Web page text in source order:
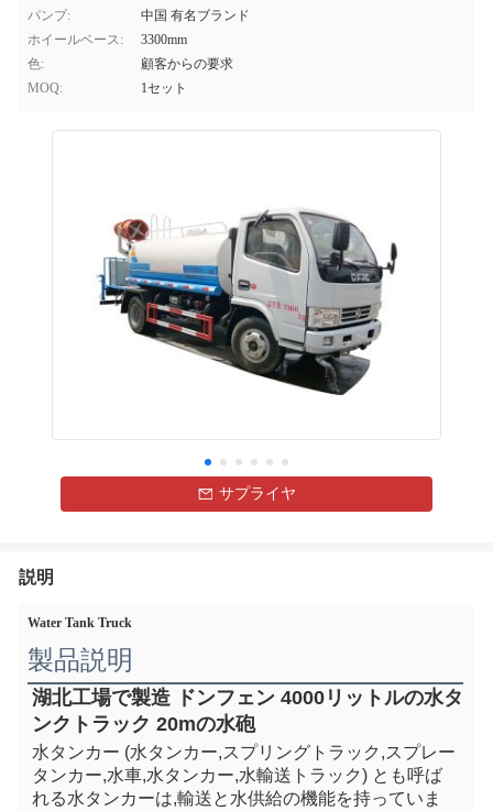
パンプ:
中国 有名ブランド
ホイールベース:
3300mm
色:
顧客からの要求
MOQ:
1セット
サプライヤ
説明
Water Tank Truck
製品説明
湖北工場で製造 ドンフェン 4000リットルの水タ
ンクトラック 20mの水砲
水タンカー (水タンカー,スプリングトラック,スプレー
タンカー,水車,水タンカー,水輸送トラック) とも呼ば
れる水タンカーは,輸送と水供給の機能を持っていま